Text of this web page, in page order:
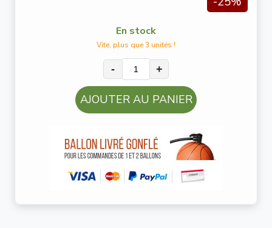
En stock
Vite, plus que 3 unités !
- +
AJOUTER AU PANIER